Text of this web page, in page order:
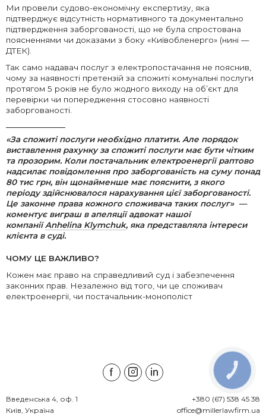
Ми провели судово-економічну експертизу, яка
підтверджує відсутність нормативного та документально
підтвердження заборгованості, що не була спростована
поясненнями чи доказами з боку «Київобленерго» (нині —
ДТЕК).
Так само надавач послуг з електропостачання не пояснив,
чому за наявності претензій за спожиті комунальні послуги
протягом 5 років не було жодного виходу на об’єкт для
перевірки чи попередження стосовно наявності
заборгованості.
«За спожиті послуги необхідно платити. Але порядок
виставлення рахунку за спожиті послуги має бути чітким
та прозорим. Коли постачальник електроенергії раптово
надсилає повідомлення про заборгованість на суму понад
80 тис грн, він щонайменше має пояснити, з якого
періоду здійснювалося нарахування цієї заборгованості.
Це законне права кожного споживача таких послуг» —
коментує виграш в апеляції адвокат нашої
компаніїAnhelina Klymchuk, яка представляла інтереси
клієнта в суді.
ЧОМУ ЦЕ ВАЖЛИВО?
Кожен має право на справедливий суд і забезпечення
законних прав. Незалежно від того, чи це споживач
електроенергії, чи постачальник-монополіст
Введенська 4, оф. 1
Київ, Україна
+380 (67) 538 45 38
office@millerlawfirm.ua
КНОПКА
ЗВ'ЯЗКУ